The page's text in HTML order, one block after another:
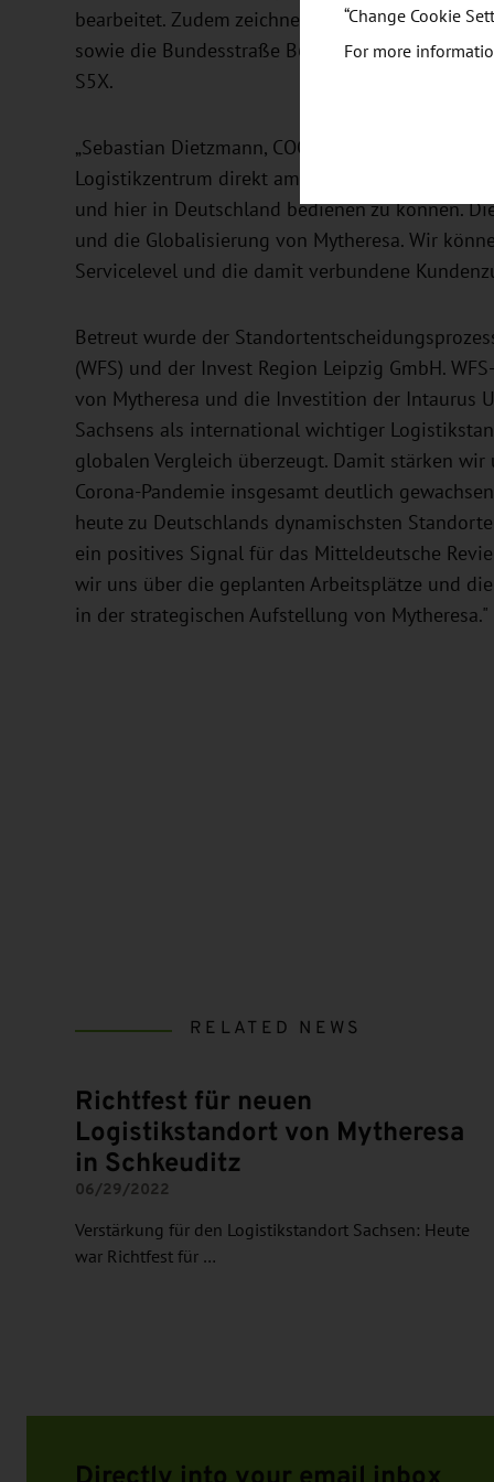
bearbeitet. Zudem zeichnet sich der Standort
sowie die Bundesstraße B6 aus sowie die
S5X.
„Sebastian Dietzmann, COO von Mytheresa,
Logistikzentrum direkt am Flughafen in Leipzig
und hier in Deutschland bedienen zu können.
und die Globalisierung von Mytheresa. Wir
Servicelevel und die damit verbundene
Betreut wurde der
(WFS) und der Invest Region Leipzig GmbH.
von Mytheresa und die Investition der Intaurus
Sachsens als international wichtiger
globalen Vergleich überzeugt. Damit stärken
Corona-Pandemie insgesamt deutlich
heute zu Deutschlands dynamischsten
ein positives Signal für das Mitteldeutsche
wir uns über die geplanten Arbeitsplätze und
in der strategischen Aufstellung von Mytheresa."
RELATED NEWS
Richtfest für neuen
Logistikstandort von Mytheresa
in Schkeuditz
06/29/2022
Verstärkung für den Logistikstandort Sachsen: Heute
war Richtfest für …
“Change Cookie
For more